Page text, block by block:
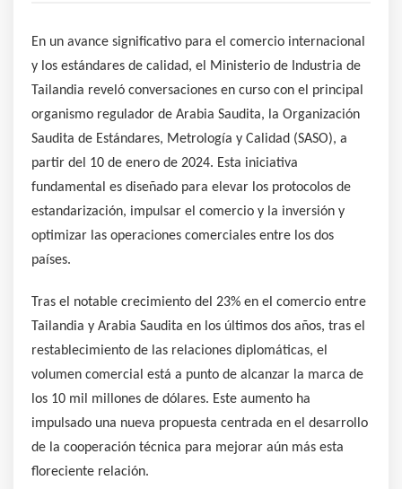
En un avance significativo para el comercio internacional
y los estándares de calidad, el Ministerio de Industria de
Tailandia reveló conversaciones en curso con el principal
organismo regulador de Arabia Saudita, la Organización
Saudita de Estándares, Metrología y Calidad (SASO), a
partir del 10 de enero de 2024. Esta iniciativa
fundamental es diseñado para elevar los protocolos de
estandarización, impulsar el comercio y la inversión y
optimizar las operaciones comerciales entre los dos
países.
Tras el notable crecimiento del 23% en el comercio entre
Tailandia y Arabia Saudita en los últimos dos años, tras el
restablecimiento de las relaciones diplomáticas, el
volumen comercial está a punto de alcanzar la marca de
los 10 mil millones de dólares. Este aumento ha
impulsado una nueva propuesta centrada en el desarrollo
de la cooperación técnica para mejorar aún más esta
floreciente relación.